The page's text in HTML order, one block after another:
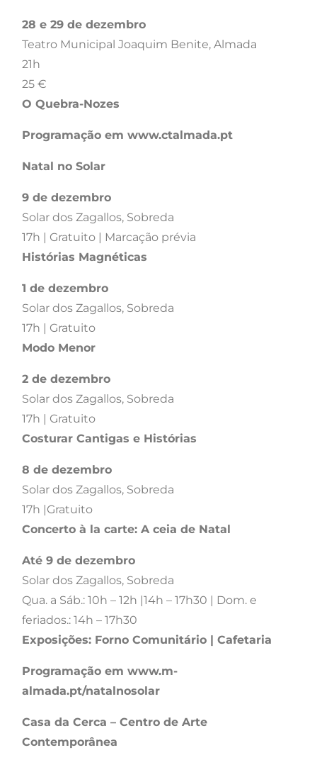
28 e 29 de dezembro
Teatro Municipal Joaquim Benite, Almada
21h
25 €
O Quebra-Nozes
Programação em www.ctalmada.pt
Natal no Solar
9 de dezembro
Solar dos Zagallos, Sobreda
17h | Gratuito | Marcação prévia
Histórias Magnéticas
1 de dezembro
Solar dos Zagallos, Sobreda
17h | Gratuito
Modo Menor
2 de dezembro
Solar dos Zagallos, Sobreda
17h | Gratuito
Costurar Cantigas e Histórias
8 de dezembro
Solar dos Zagallos, Sobreda
17h |Gratuito
Concerto à la carte: A ceia de Natal
Até 9 de dezembro
Solar dos Zagallos, Sobreda
Qua. a Sáb.: 10h – 12h |14h – 17h30 | Dom. e
feriados.: 14h – 17h30
Exposições: Forno Comunitário | Cafetaria
Programação em www.m-
almada.pt/natalnosolar
Casa da Cerca – Centro de Arte
Contemporânea